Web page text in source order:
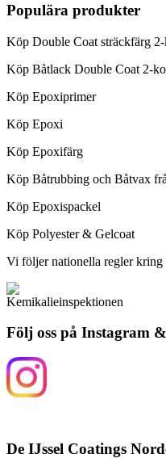
750 kr
Populära produkter
Köp Double Coat sträckfärg
Köp Båtlack Double Coat 2-
Köp Epoxiprimer
Köp Epoxi
Köp Epoxifärg
Köp Båtrubbing och Båtvax
Köp Epoxispackel
Köp Polyester & Gelcoat
Vi följer nationella regler
Följ oss på Instagram
De IJssel Coatings